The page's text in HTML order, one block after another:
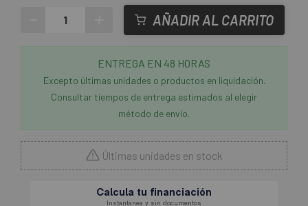
AÑADIR AL CARRITO
ENTREGA EN 48 HORAS
Excepto últimas unidades o productos en liquidación.
Consultar tiempos de entrega estimados al elegir
método de envío.
Últimas unidades en stock